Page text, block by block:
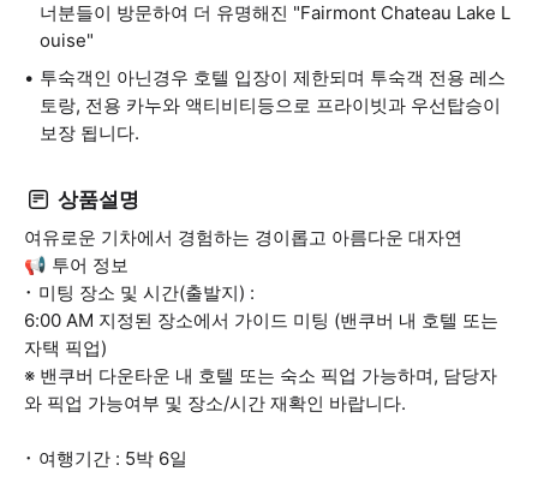
너분들이 방문하여 더 유명해진 "Fairmont Chateau Lake L
ouise"
투숙객인 아닌경우 호텔 입장이 제한되며 투숙객 전용 레스
토랑, 전용 카누와 액티비티등으로 프라이빗과 우선탑승이
보장 됩니다.
상품설명
여유로운 기차에서 경험하는 경이롭고 아름다운 대자연
📢 투어 정보
･ 미팅 장소 및 시간(출발지) :
6:00 AM 지정된 장소에서 가이드 미팅 (밴쿠버 내 호텔 또는
자택 픽업)
※ 밴쿠버 다운타운 내 호텔 또는 숙소 픽업 가능하며, 담당자
와 픽업 가능여부 및 장소/시간 재확인 바랍니다.
･ 여행기간 : 5박 6일